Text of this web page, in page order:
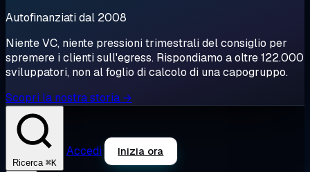
Autofinanziati dal 2008
Niente VC, niente pressioni trimestrali del consiglio per
spremere i clienti sull'egress. Rispondiamo a oltre 122.000
sviluppatori, non al foglio di calcolo di una capogruppo.
Scopri la nostra storia →
Ricerca ⌘K
Accedi Inizia ora